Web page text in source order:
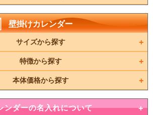
壁掛けカレンダー
サイズから探す
特徴から探す
本体価格から探す
ンダーの名入れについて